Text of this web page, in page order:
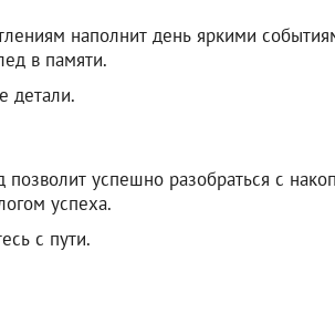
наполнит день яркими
в памяти.
детали.
позволит успешно разобраться с
успеха.
с пути.